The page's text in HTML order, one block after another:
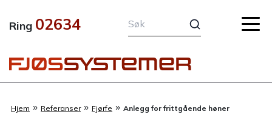
rett
innholdet
Ring 02634
Hjem » Referanser» Fjørfe » Anlegg for frittgående høner